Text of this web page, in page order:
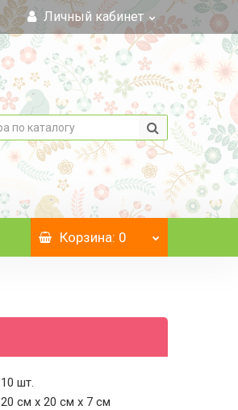
Личный кабинет
Корзина: 0
10 шт.
20 см х 20 см х 7 см